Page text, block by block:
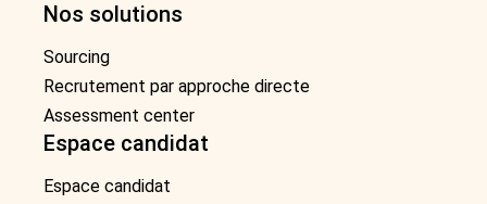
Nos solutions
Sourcing
Recrutement par approche directe
Assessment center
Espace candidat
Espace candidat